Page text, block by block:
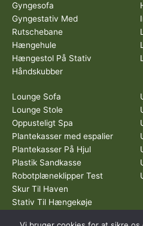
Gyngesofa
Gyngestativ Med
Rutschebane
Hængehule
Hængestol På Stativ
Håndskubber
Lounge Sofa
Lounge Stole
Oppusteligt Spa
Plantekasser med espalier
Plantekasser På Hjul
Plastik Sandkasse
Robotplæneklipper Test
Skur Til Haven
Stativ Til Hængekøje